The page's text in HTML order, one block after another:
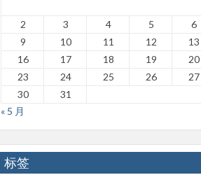
2
3 4 5 6
9
10 11 12 13
16
17 18 19 20
23
24 25 26 27
30
31
« 5 月
标签